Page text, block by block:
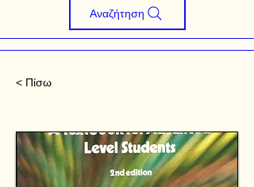
Αναζήτηση
< Πίσω